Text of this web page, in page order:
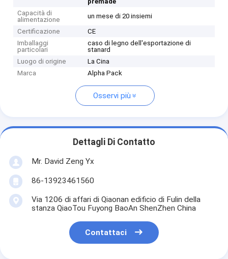
Capacità di
alimentazione
un mese di 20 insiemi
Certificazione
CE
Imballaggi
particolari
caso di legno dell'esportazione di
stanard
Luogo di origine
La Cina
Marca
Alpha Pack
Osservi più
Dettagli Di Contatto
Mr. David Zeng Yx
86-13923461560
Via 1206 di affari di Qiaonan edificio di Fulin della
stanza QiaoTou Fuyong BaoAn ShenZhen China
Contattaci